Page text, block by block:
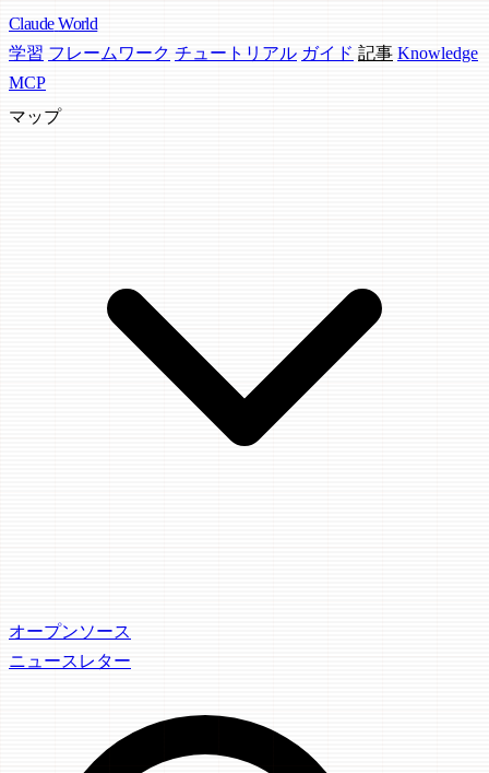
Claude World
学習 フレームワーク チュートリアル ガイド 記事 Knowledge
MCP
マップ
オープンソース
ニュースレター